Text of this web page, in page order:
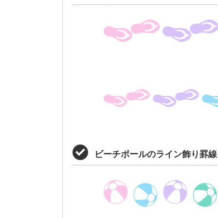
ビーチボールのライン飾り罫